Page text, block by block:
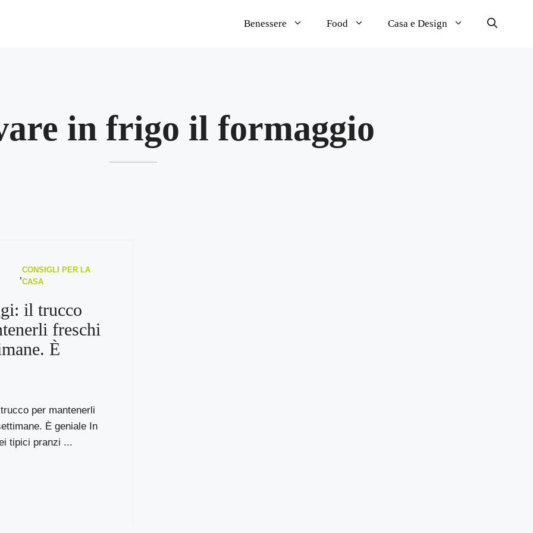
Benessere Food Casa e Design
in frigo il formaggio
,
CONSIGLI PER LA
CASA
il trucco
freschi
È
per mantenerli
È geniale In
tipici pranzi ...